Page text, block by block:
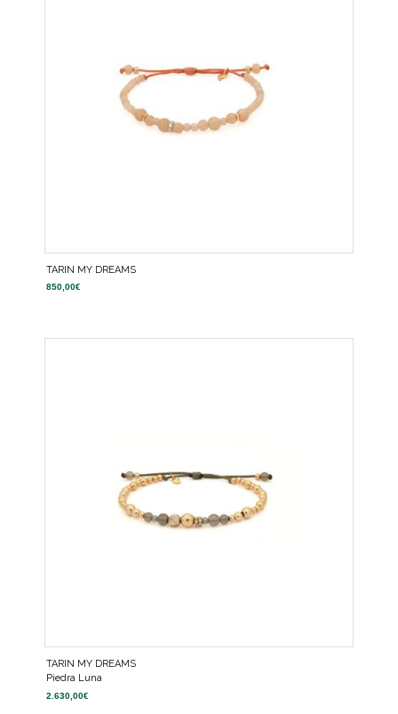
TARIN MY DREAMS
850,00€
TARIN MY DREAMS
Piedra Luna
2.630,00€